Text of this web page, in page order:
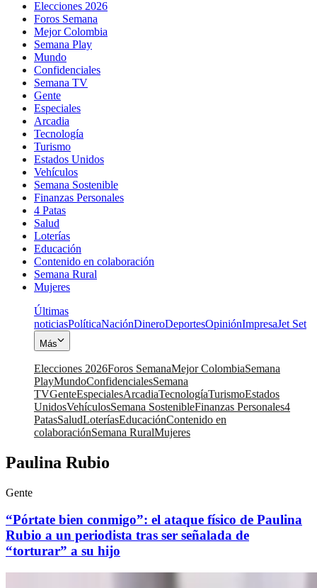
Elecciones 2026
Foros Semana
Mejor Colombia
Semana Play
Mundo
Confidenciales
Semana TV
Gente
Especiales
Arcadia
Tecnología
Turismo
Estados Unidos
Vehículos
Semana Sostenible
Finanzas Personales
4 Patas
Salud
Loterías
Educación
Contenido en colaboración
Semana Rural
Mujeres
Últimas
noticiasPolíticaNaciónDineroDeportesOpiniónImpresaJet Set
Más
Elecciones 2026Foros SemanaMejor ColombiaSemana
PlayMundoConfidencialesSemana
TVGenteEspecialesArcadiaTecnologíaTurismoEstados
UnidosVehículosSemana SostenibleFinanzas Personales4
PatasSaludLoteríasEducaciónContenido en
colaboraciónSemana RuralMujeres
Paulina Rubio
Gente
“Pórtate bien conmigo”: el ataque físico de Paulina
Rubio a un periodista tras ser señalada de
“torturar” a su hijo